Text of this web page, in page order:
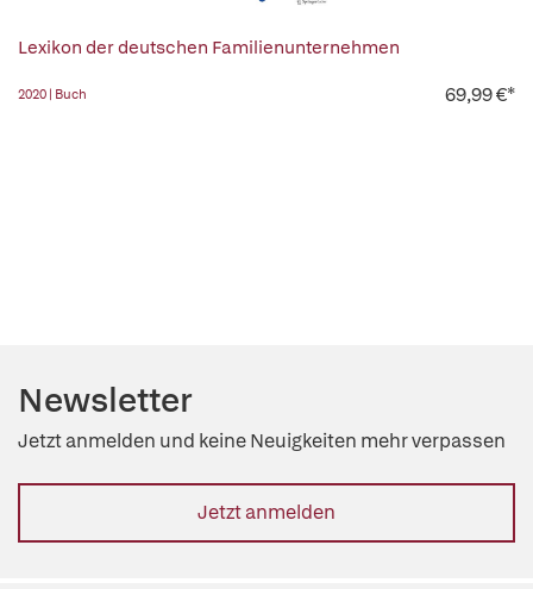
Lexikon der deutschen Familienunternehmen
2020 | Buch 69,99 €*
Newsletter
Jetzt anmelden und keine Neuigkeiten mehr verpassen
Jetzt anmelden